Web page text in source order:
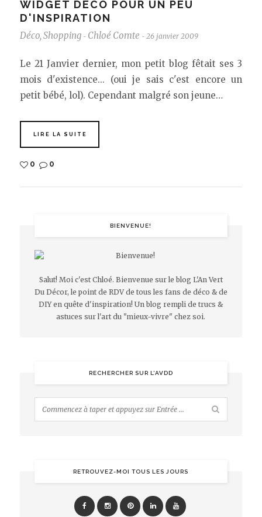
WIDGET DÉCO POUR UN PEU
D'INSPIRATION
Déco, Shopping - Chloé Comte - 26 janvier 2009
Le 21 Janvier dernier, mon petit blog fêtait ses 3
mois d'existence... (oui je sais c'est encore un
petit bébé, lol). Cependant malgré son jeune…
LIRE LA SUITE
0 0
BIENVENUE!
Salut! Moi c'est Chloé. Bienvenue sur le blog L'An Vert
Du Décor, le point de RDV de tous les fans de déco & de
DIY en quête d'inspiration! Un blog rempli de trucs &
astuces sur l'art du "mieux-vivre" chez soi.
RECHERCHER SUR L’AVDD
RETROUVEZ-MOI TOUS LES JOURS